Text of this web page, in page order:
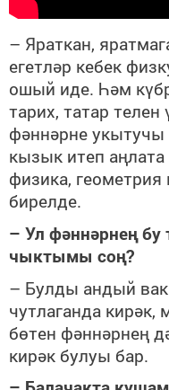
– Яраткан,
егетләр кебек
ошый иде. Һәм
тарих, татар
фәннәрне
кызык итеп
физика,
бирелде.
– Ул фәннәрнең
чыктымы соң?
– Булды андый
чутлаганда кирәк,
бөтен фәннәрнең
кирәк булуы бар.